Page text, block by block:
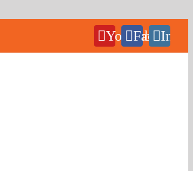
YouTubeFacebook